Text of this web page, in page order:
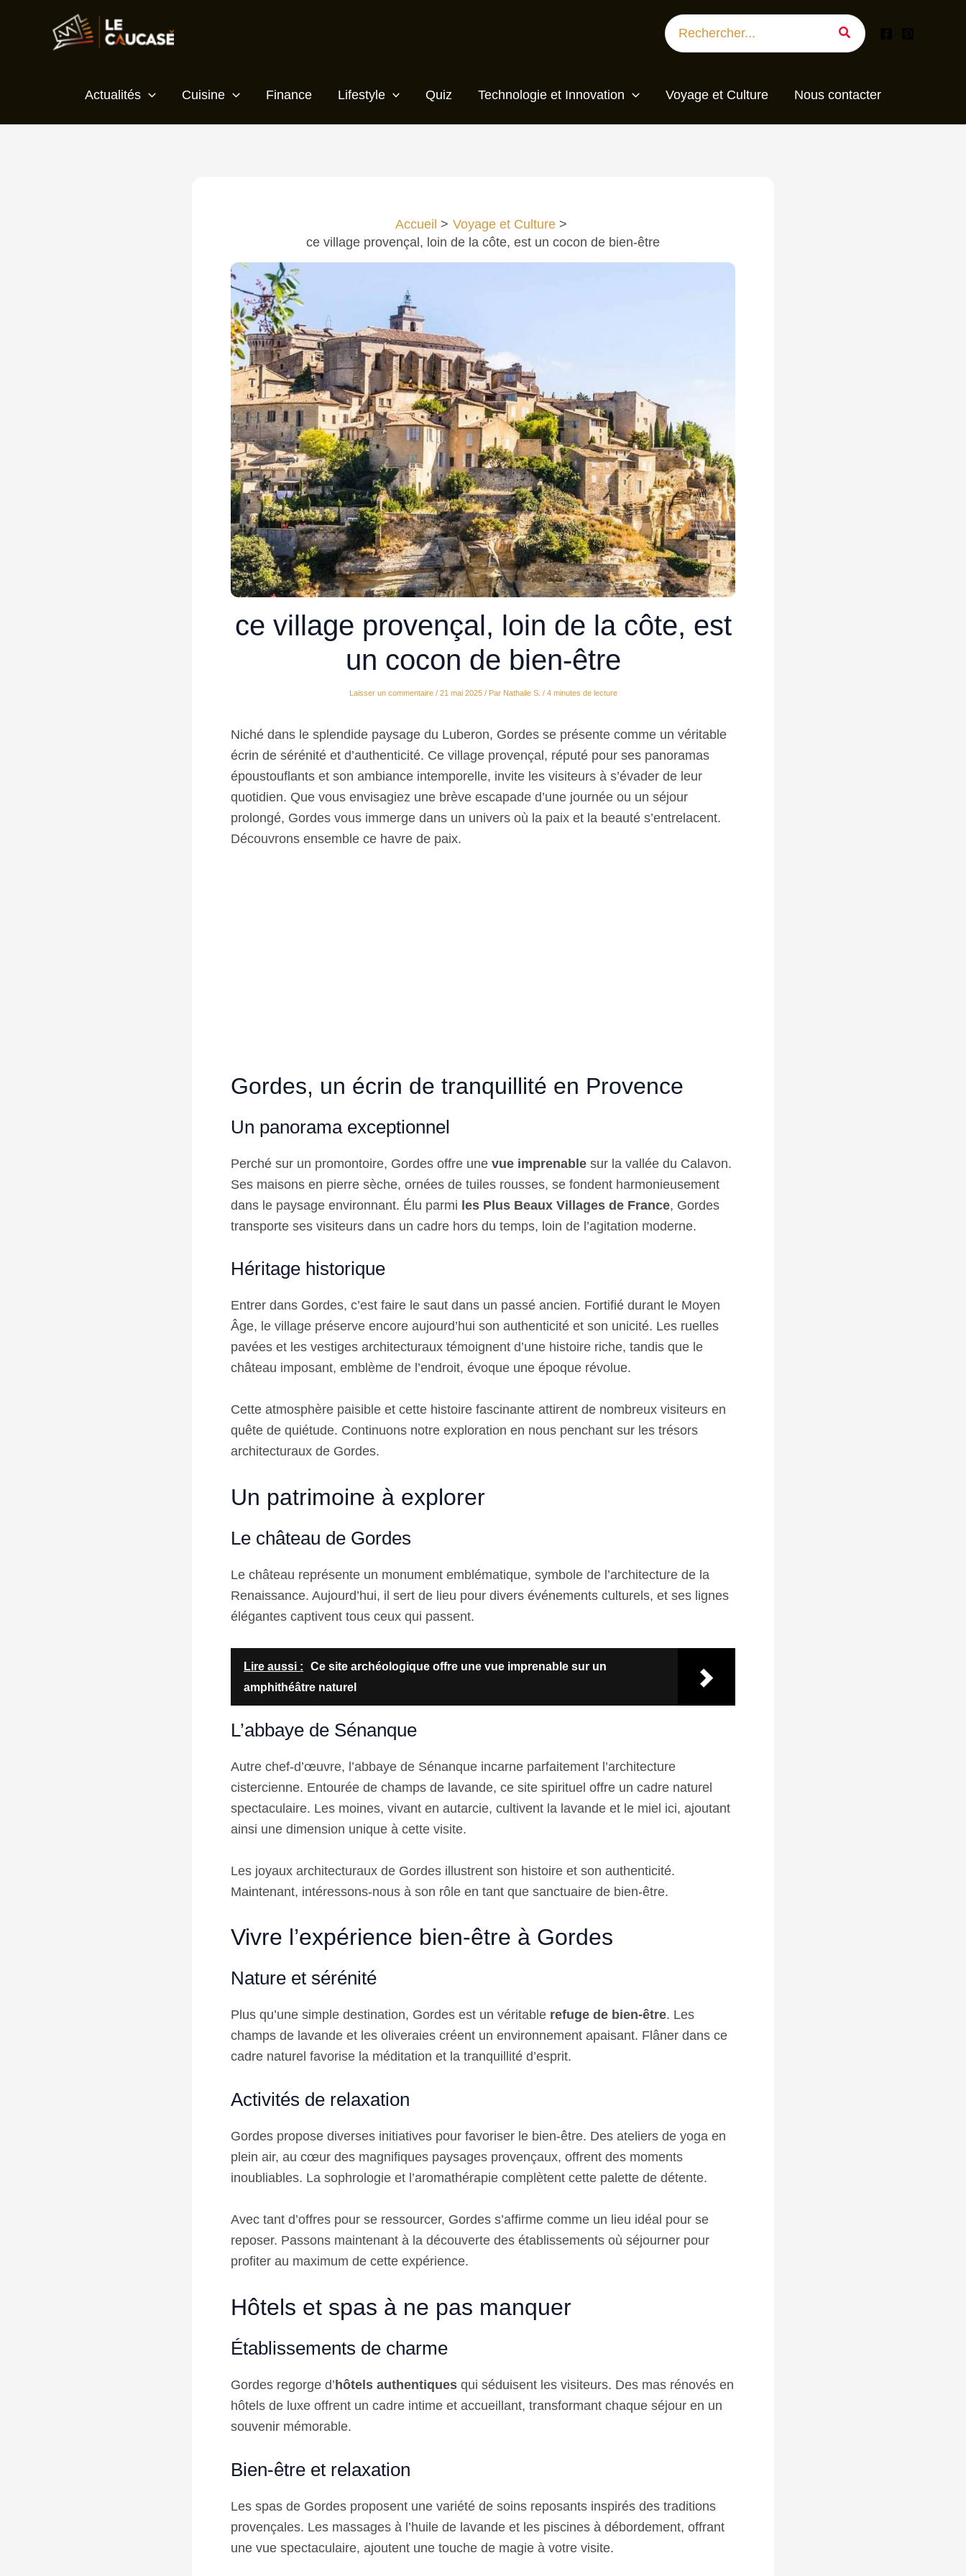
Search
for:
Actualités Cuisine Finance Lifestyle Quiz Technologie et Innovation Voyage et Culture Nous contacter
Accueil
Voyage et Culture
ce village provençal, loin de la côte, est un cocon de bien-être
ce village provençal, loin de la côte, est
un cocon de bien-être
Laisser un commentaire / 21 mai 2025 / Par Nathalie S. / 4 minutes de lecture
Niché dans le splendide paysage du Luberon, Gordes se présente comme un véritable
écrin de sérénité et d’authenticité. Ce village provençal, réputé pour ses panoramas
époustouflants et son ambiance intemporelle, invite les visiteurs à s’évader de leur
quotidien. Que vous envisagiez une brève escapade d’une journée ou un séjour
prolongé, Gordes vous immerge dans un univers où la paix et la beauté s’entrelacent.
Découvrons ensemble ce havre de paix.
Gordes, un écrin de tranquillité en Provence
Un panorama exceptionnel
Perché sur un promontoire, Gordes offre une vue imprenable sur la vallée du Calavon.
Ses maisons en pierre sèche, ornées de tuiles rousses, se fondent harmonieusement
dans le paysage environnant. Élu parmi les Plus Beaux Villages de France, Gordes
transporte ses visiteurs dans un cadre hors du temps, loin de l’agitation moderne.
Héritage historique
Entrer dans Gordes, c’est faire le saut dans un passé ancien. Fortifié durant le Moyen
Âge, le village préserve encore aujourd’hui son authenticité et son unicité. Les ruelles
pavées et les vestiges architecturaux témoignent d’une histoire riche, tandis que le
château imposant, emblème de l’endroit, évoque une époque révolue.
Cette atmosphère paisible et cette histoire fascinante attirent de nombreux visiteurs en
quête de quiétude. Continuons notre exploration en nous penchant sur les trésors
architecturaux de Gordes.
Un patrimoine à explorer
Le château de Gordes
Le château représente un monument emblématique, symbole de l’architecture de la
Renaissance. Aujourd’hui, il sert de lieu pour divers événements culturels, et ses lignes
élégantes captivent tous ceux qui passent.
Lire aussi :
Ce site archéologique offre une vue imprenable sur un
amphithéâtre naturel
L’abbaye de Sénanque
Autre chef-d’œuvre, l’abbaye de Sénanque incarne parfaitement l’architecture
cistercienne. Entourée de champs de lavande, ce site spirituel offre un cadre naturel
spectaculaire. Les moines, vivant en autarcie, cultivent la lavande et le miel ici, ajoutant
ainsi une dimension unique à cette visite.
Les joyaux architecturaux de Gordes illustrent son histoire et son authenticité.
Maintenant, intéressons-nous à son rôle en tant que sanctuaire de bien-être.
Vivre l’expérience bien-être à Gordes
Nature et sérénité
Plus qu’une simple destination, Gordes est un véritable refuge de bien-être. Les
champs de lavande et les oliveraies créent un environnement apaisant. Flâner dans ce
cadre naturel favorise la méditation et la tranquillité d’esprit.
Activités de relaxation
Gordes propose diverses initiatives pour favoriser le bien-être. Des ateliers de yoga en
plein air, au cœur des magnifiques paysages provençaux, offrent des moments
inoubliables. La sophrologie et l’aromathérapie complètent cette palette de détente.
Avec tant d’offres pour se ressourcer, Gordes s’affirme comme un lieu idéal pour se
reposer. Passons maintenant à la découverte des établissements où séjourner pour
profiter au maximum de cette expérience.
Hôtels et spas à ne pas manquer
Établissements de charme
Gordes regorge d’hôtels authentiques qui séduisent les visiteurs. Des mas rénovés en
hôtels de luxe offrent un cadre intime et accueillant, transformant chaque séjour en un
souvenir mémorable.
Bien-être et relaxation
Les spas de Gordes proposent une variété de soins reposants inspirés des traditions
provençales. Les massages à l’huile de lavande et les piscines à débordement, offrant
une vue spectaculaire, ajoutent une touche de magie à votre visite.